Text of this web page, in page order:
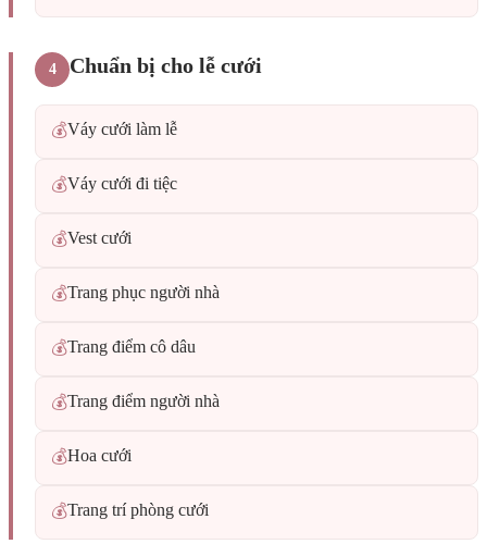
4 Chuẩn bị cho lễ cưới
💰Váy cưới làm lễ
💰Váy cưới đi tiệc
💰Vest cưới
💰Trang phục người nhà
💰Trang điểm cô dâu
💰Trang điểm người nhà
💰Hoa cưới
💰Trang trí phòng cưới